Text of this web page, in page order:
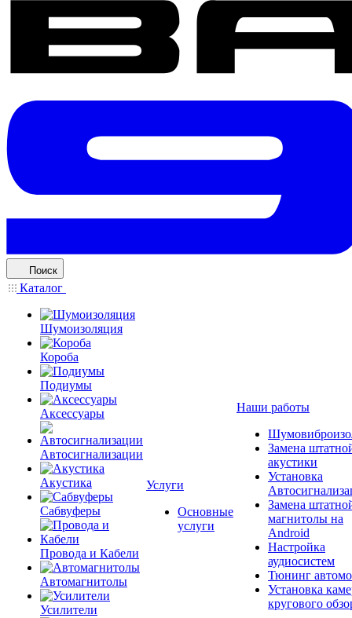
Поиск
Каталог
Шумоизоляция
Короба
Подиумы
Аксессуары
Автосигнализации
Акустика
Сабвуферы
Провода и Кабели
Автомагнитолы
Усилители
Услуги
Основные
услуги
Наши работы
Замена
акустики
Установка
Замена
магнитолы на
Android
Настройка
аудиосистем
Тюнинг
Установка
кругового